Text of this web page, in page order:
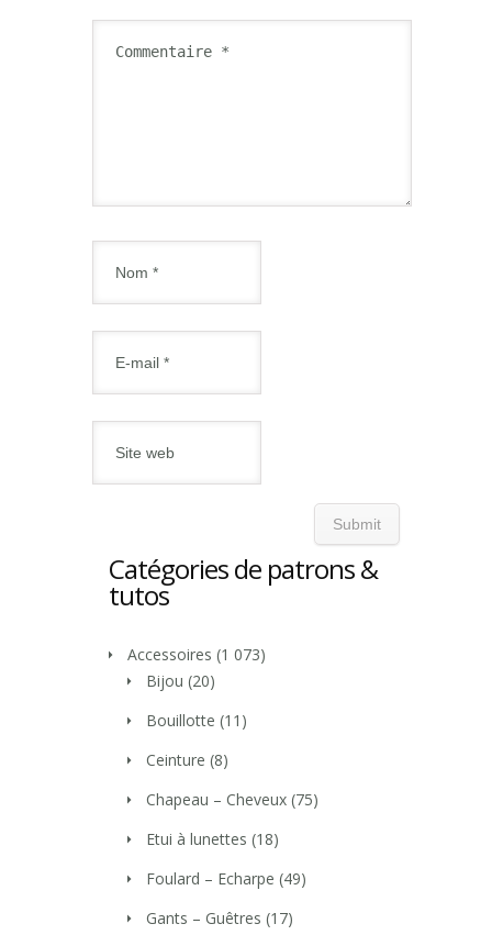
Catégories de patrons &
tutos
Accessoires (1 073)
Bijou (20)
Bouillotte (11)
Ceinture (8)
Chapeau – Cheveux (75)
Etui à lunettes (18)
Foulard – Echarpe (49)
Gants – Guêtres (17)